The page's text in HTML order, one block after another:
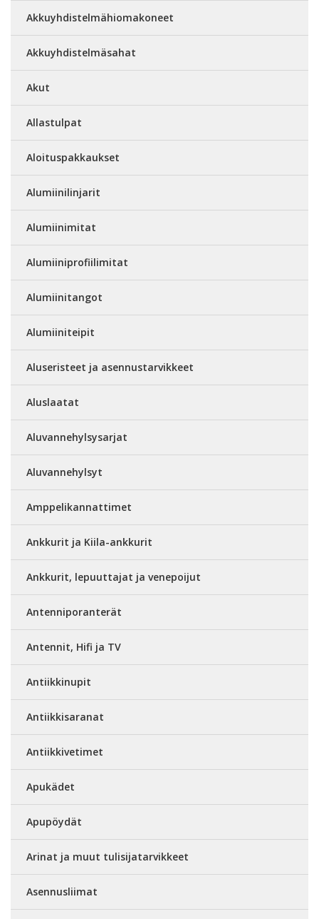
Akkuyhdistelmähiomakoneet
Akkuyhdistelmäsahat
Akut
Allastulpat
Aloituspakkaukset
Alumiinilinjarit
Alumiinimitat
Alumiiniprofiilimitat
Alumiinitangot
Alumiiniteipit
Aluseristeet ja asennustarvikkeet
Aluslaatat
Aluvannehylsysarjat
Aluvannehylsyt
Amppelikannattimet
Ankkurit ja Kiila-ankkurit
Ankkurit, lepuuttajat ja venepoijut
Antenniporanterät
Antennit, Hifi ja TV
Antiikkinupit
Antiikkisaranat
Antiikkivetimet
Apukädet
Apupöydät
Arinat ja muut tulisijatarvikkeet
Asennusliimat